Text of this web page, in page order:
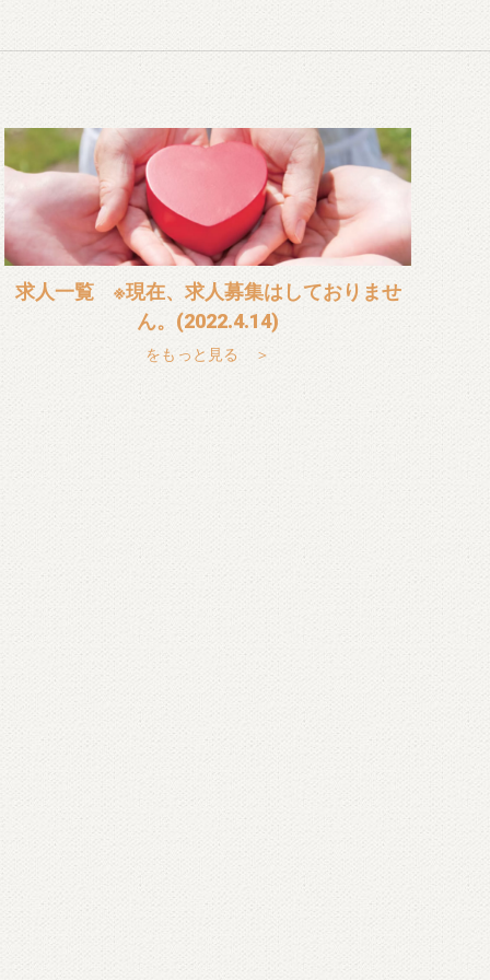
求人一覧 ※現在、求人募集はしておりませ
ん。(2022.4.14)
をもっと見る ＞